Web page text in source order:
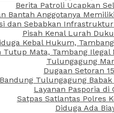
Berita Patroli Ucapkan
Bantah Anggotanya
dan Sebabkan
Pisah Kenal Lurah
Kebal Hukum,
Mata, Tambang
Tulungagung
Dugaan Setoran
Tulungagung
Layanan Pasporia di
Satpas Satlantas Polres
Diduga Ada